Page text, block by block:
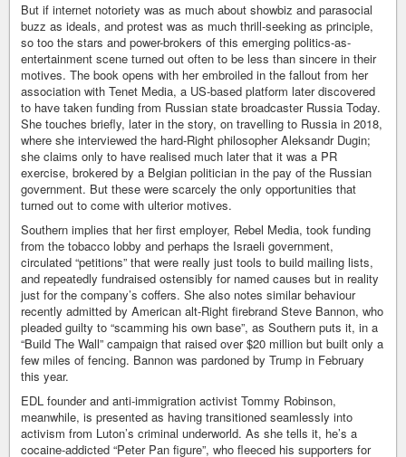
But if internet notoriety was as much about showbiz and parasocial
buzz as ideals, and protest was as much thrill-seeking as principle,
so too the stars and power-brokers of this emerging politics-as-
entertainment scene turned out often to be less than sincere in their
motives. The book opens with her embroiled in the fallout from her
association with Tenet Media, a US-based platform later discovered
to have taken funding from Russian state broadcaster Russia Today.
She touches briefly, later in the story, on travelling to Russia in 2018,
where she interviewed the hard-Right philosopher Aleksandr Dugin;
she claims only to have realised much later that it was a PR
exercise, brokered by a Belgian politician in the pay of the Russian
government. But these were scarcely the only opportunities that
turned out to come with ulterior motives.
Southern implies that her first employer, Rebel Media, took funding
from the tobacco lobby and perhaps the Israeli government,
circulated “petitions” that were really just tools to build mailing lists,
and repeatedly fundraised ostensibly for named causes but in reality
just for the company’s coffers. She also notes similar behaviour
recently admitted by American alt-Right firebrand Steve Bannon, who
pleaded guilty to “scamming his own base”, as Southern puts it, in a
“Build The Wall” campaign that raised over $20 million but built only a
few miles of fencing. Bannon was pardoned by Trump in February
this year.
EDL founder and anti-immigration activist Tommy Robinson,
meanwhile, is presented as having transitioned seamlessly into
activism from Luton’s criminal underworld. As she tells it, he’s a
cocaine-addicted “Peter Pan figure”, who fleeced his supporters for